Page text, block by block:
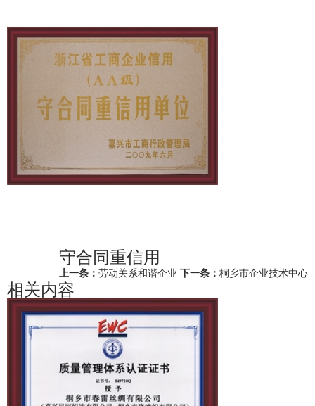
守合同重信用
上一条： 劳动关系和谐企业 下一条： 桐乡市企业技术中心
相关内容